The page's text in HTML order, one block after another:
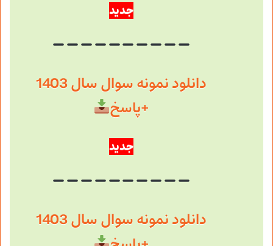
جدید
دانلود نمونه سوال سال 1403
+پاسخ
جدید
دانلود نمونه سوال سال 1403